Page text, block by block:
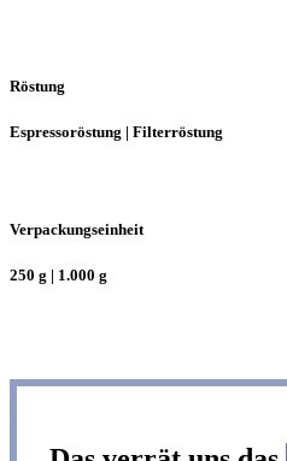
Röstung
Espressoröstung | Filterröstung
Verpackungseinheit
250 g | 1.000 g